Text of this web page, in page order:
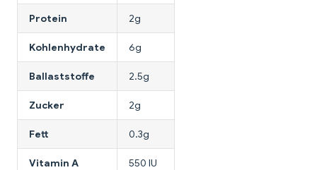
Protein 2g
Kohlenhydrate 6g
Ballaststoffe 2.5g
Zucker 2g
Fett 0.3g
Vitamin A 550 IU